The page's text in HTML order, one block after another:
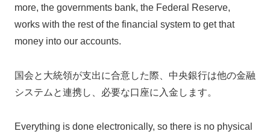
more, the governments bank, the Federal Reserve,
works with the rest of the financial system to get that
money into our accounts.
国会と大統領が支出に合意した際、中央銀行は他の金融
システムと連携し、必要な口座に入金します。
Everything is done electronically, so there is no physical